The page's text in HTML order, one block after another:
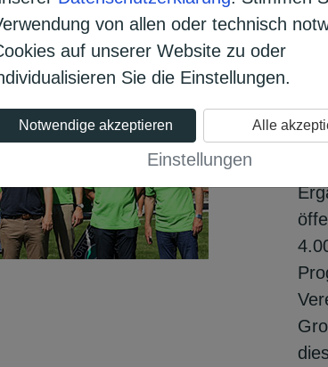
von allen oder technisch
auf unserer Website zu oder
Sie die Einstellungen.
Notwendige akzeptieren Alle
Einstellungen